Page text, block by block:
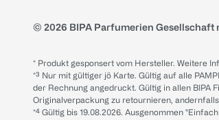
© 2026 BIPA Parfumerien Gesellschaft
* Produkt gesponsert vom Hersteller. Weitere
*³ Nur mit gültiger jö Karte. Gültig auf alle
der Rechnung angedruckt. Gültig in allen BIPA
Originalverpackung zu retournieren,
*⁴ Gültig bis 19.08.2026. Ausgenommen